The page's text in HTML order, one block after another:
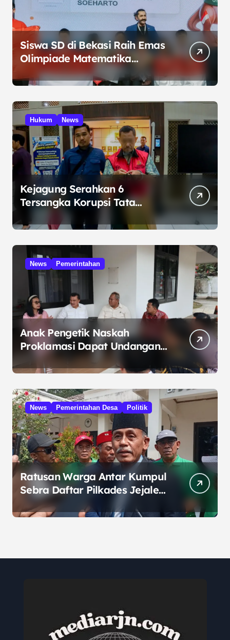
Siswa SD di Bekasi Raih Emas
Olimpiade Matematika
Internasional di Malaysia
Hukum News
Kejagung Serahkan 6
Tersangka Korupsi Tata
Kelola Minyak ke Penuntut
Umum
News Pemerintahan
Anak Pengetik Naskah
Proklamasi Dapat Undangan
HUT RI dari Presiden
Prabowo
News Pemerintahan Desa Politik
Ratusan Warga Antar Kumpul
Sebra Daftar Pilkades Jejalen
Jaya, Serukan Pemilu Damai